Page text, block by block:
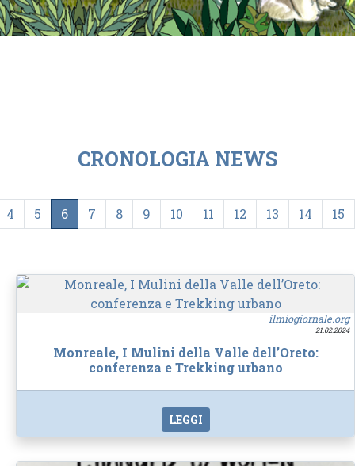
CRONOLOGIA NEWS
4 5 6 7 8 9 10 11 12 13 14 15
ilmiogiornale.org
21.02.2024
Monreale, I Mulini della Valle dell’Oreto:
conferenza e Trekking urbano
LEGGI